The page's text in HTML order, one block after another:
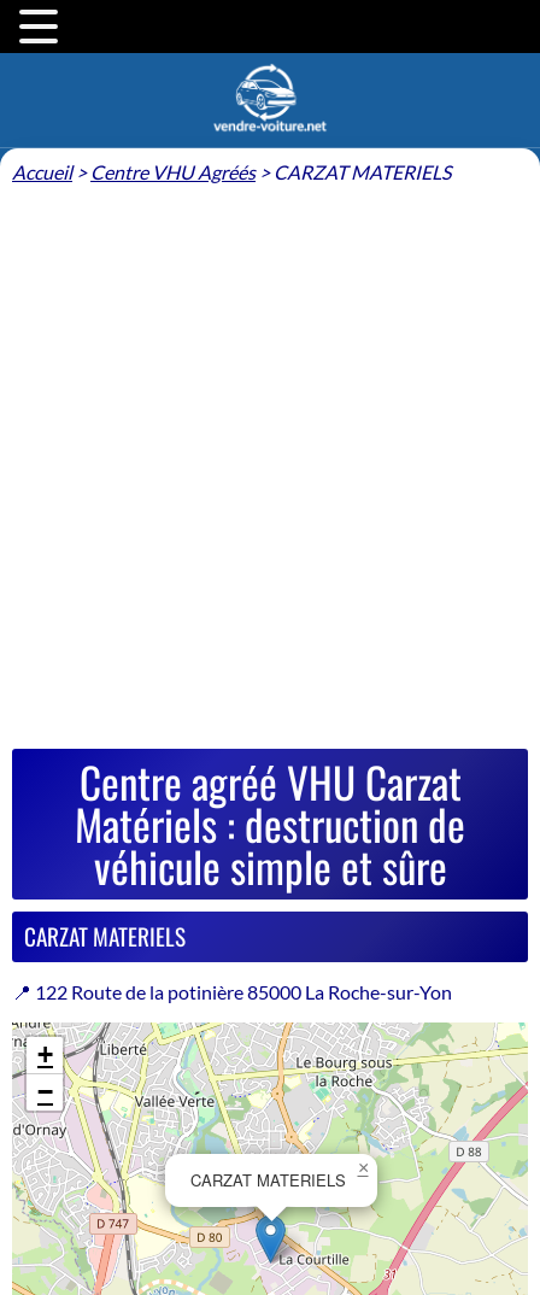
Accueil> Centre VHU Agréés> CARZAT MATERIELS
Centre agréé VHU Carzat
Matériels : destruction de
véhicule simple et sûre
CARZAT MATERIELS
📍 122 Route de la potinière 85000 La Roche-sur-Yon
CARZAT MATERIELS
×
+
−